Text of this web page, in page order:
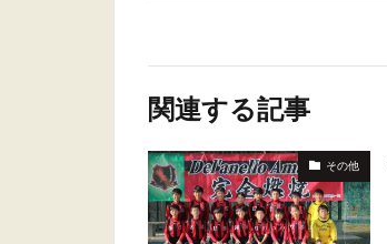
関連する記事
その他